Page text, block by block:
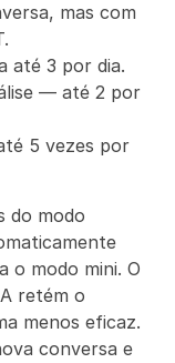
mas com
até 3 por dia.
— até 2 por
5 vezes por
do modo
o modo mini. O
retém o
menos eficaz.
conversa e